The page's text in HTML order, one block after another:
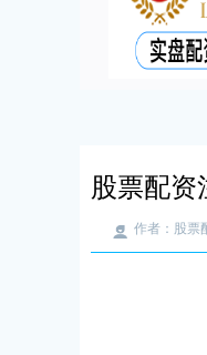
股票配
作者：股票